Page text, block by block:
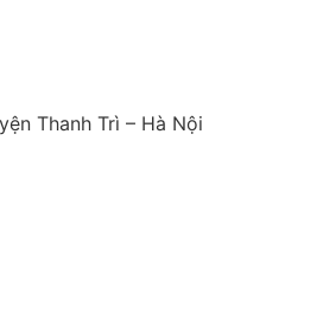
Thanh Trì – Hà Nội